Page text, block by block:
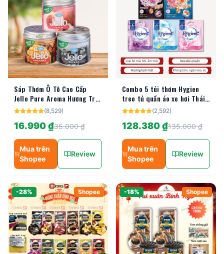
Sáp Thơm Ô Tô Cao Cấp
Jello Pure Aroma Hương Trái
Cây Tự Nhiên Khử Mùi Xe Hơi
Và Tỏa Hương Thơm Mát
(8,529)
16.990 ₫35.000 ₫
Mua trên
Shopee
Review
Combo 5 túi thơm Hygien
treo tủ quần áo xe hơi Thái
Lan
(2,592)
128.380 ₫135.000 ₫
Mua trên
Shopee
Review
-28% Shopee -18% Shopee